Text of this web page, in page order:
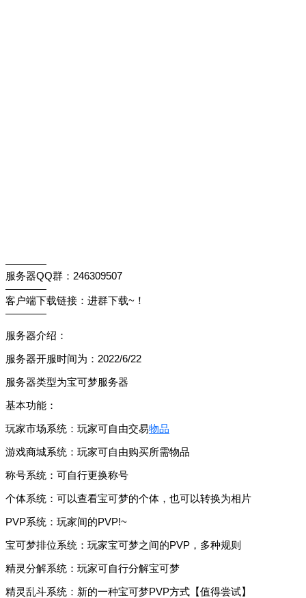
————
服务器QQ群：246309507
————
客户端下载链接：进群下载~！
————
服务器介绍：
服务器开服时间为：2022/6/22
服务器类型为宝可梦服务器
基本功能：
玩家市场系统：玩家可自由交易物品
游戏商城系统：玩家可自由购买所需物品
称号系统：可自行更换称号
个体系统：可以查看宝可梦的个体，也可以转换为相片
PVP系统：玩家间的PVP!~
宝可梦排位系统：玩家宝可梦之间的PVP，多种规则
精灵分解系统：玩家可自行分解宝可梦
精灵乱斗系统：新的一种宝可梦PVP方式【值得尝试】